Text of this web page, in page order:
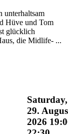
unterhaltsam
Hüve und Tom
glücklich
die Midlife- ...
Saturday,
29.
2026